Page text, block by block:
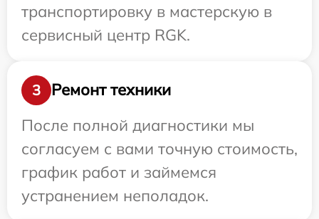
транспортировку в мастерскую в
сервисный центр RGK.
3
Ремонт техники
После полной диагностики мы
согласуем с вами точную стоимость,
график работ и займемся
устранением неполадок.